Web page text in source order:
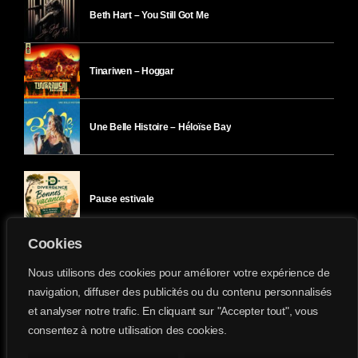
Cookies
Nous utilisons des cookies pour améliorer votre expérience de
navigation, diffuser des publicités ou du contenu personnalisés
et analyser notre trafic. En cliquant sur "Accepter tout", vous
consentez à notre utilisation des cookies.
Beth Hart – You Still Got Me
Tinariwen – Hoggar
Une Belle Histoire – Héloïse Bay
Pause estivale
Ici l’Ombre – mardi 28 juillet